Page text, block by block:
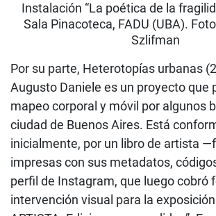
Instalación “La poética de la
Sala Pinacoteca, FADU (UBA).
Szlifman
Por su parte, Heterotopías urbanas
Augusto Daniele es un proyecto que
mapeo corporal y móvil por algunos
ciudad de Buenos Aires. Está
inicialmente, por un libro de artista
impresas con sus metadatos,
perfil de Instagram, que luego cobró
intervención visual para la exposición